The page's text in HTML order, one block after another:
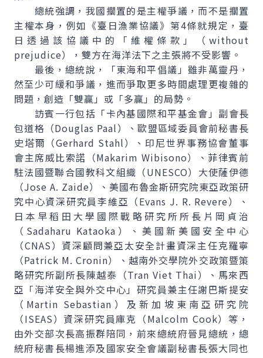
總統強調，我國擱置的是主權爭議，而不是擱置
主權本身，例如《臺日漁業協議》第4條就規定，臺
日透過該協議中的「維權條款」（without
prejudice），雙方在海洋法下之主張將不受影響。
最後，總統說，「東海和平倡議」雖非萬靈丹，
然至少可緩和爭議，進而爭取更多時間處理更複雜的
問題，創造「雙贏」或「多贏」的局勢。
訪賓一行包括「卡內基國際和平基金會」副會長
包道格（Douglas Paal）、歐盟區域委員會前秘書長
史塔爾（Gerhard Stahl）、印尼世界事務協會董事
會主席威比索諾（Makarim Wibisono）、菲律賓前
駐法國暨聯合國教科文組織（UNESCO）大使薩伊德
（Jose A. Zaide）、美國布魯金斯研究院東亞政策研
究中心資深研究員李維亞（Evans J. R. Revere）、
日本早稻田大學國際戰略研究所所長片岡貞治
（Sadaharu Kataoka）、美國新美國安全中心
（CNAS）資深顧問兼亞太安全計畫資深主任克羅寧
（Patrick M. Cronin）、越南外交學院外交政策暨策
略研究所副所長陳越泰（Tran Viet Thai）、馬來西
亞「海洋安全與外交中心」研究員兼主任謝巴斯提安
（Martin Sebastian）及新加坡東南亞研究院
（ISEAS）資深研究員庫克（Malcolm Cook）等，
由外交部次長高振群陪同，前來總統府晉見總統，總
統府秘書長楊進添及國家安全會議副秘書長張大同也